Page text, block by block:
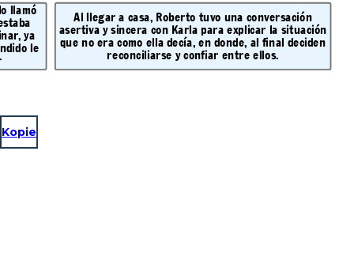
llamó
ya
le
Al llegar a casa, Roberto tuvo una conversación
asertiva y sincera con Karla para explicar la situación
que no era como ella decía, en donde, al final deciden
reconciliarse y confiar entre ellos.
Kopie